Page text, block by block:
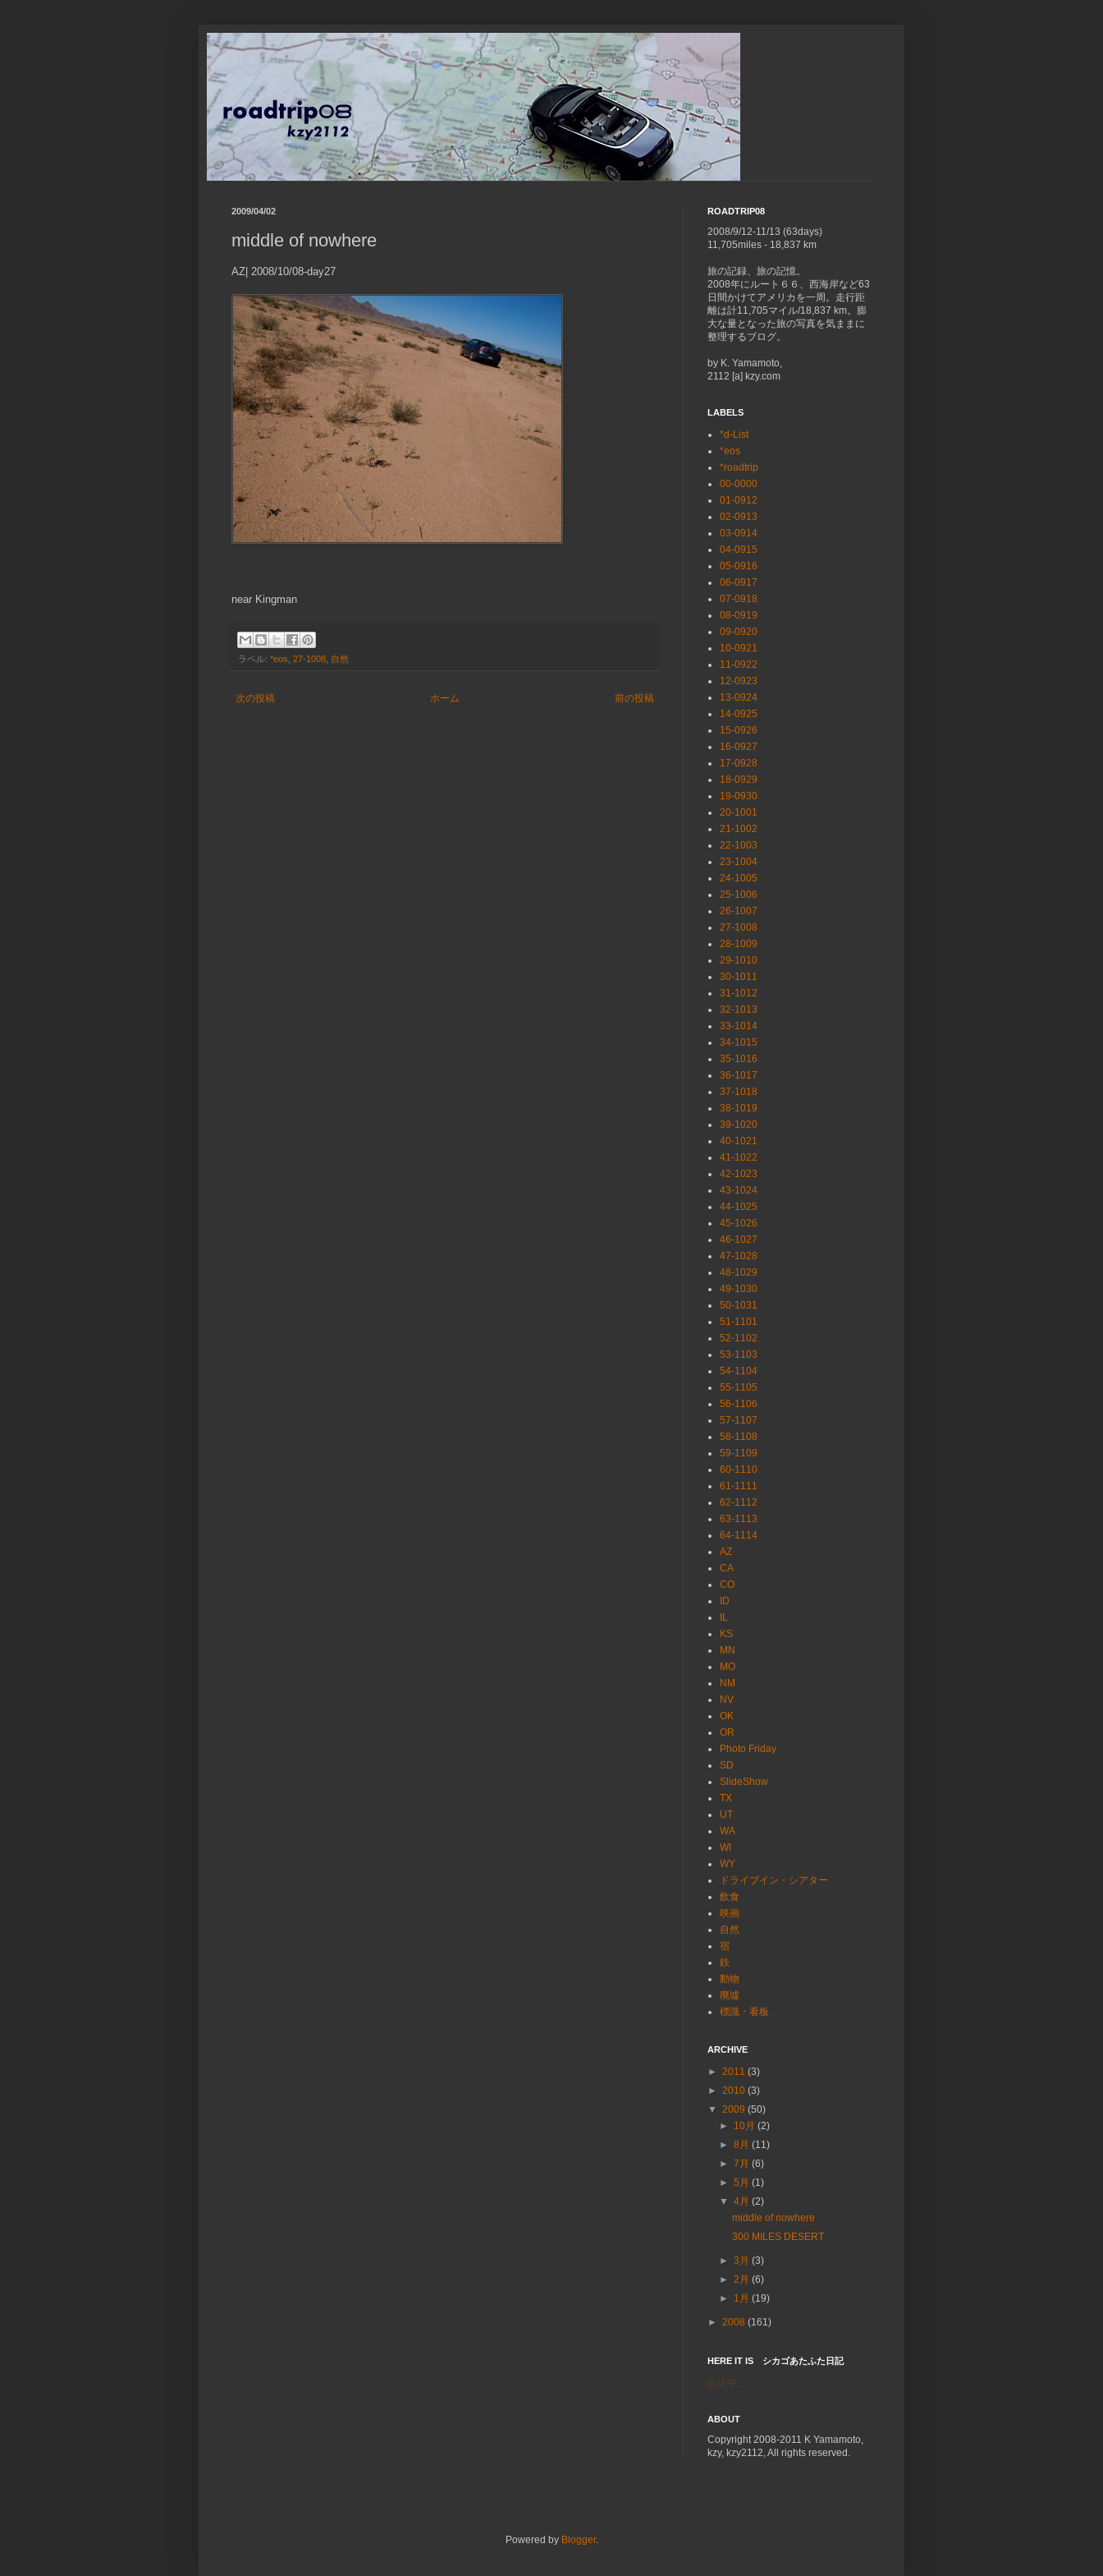
2009/04/02
middle of nowhere
AZ| 2008/10/08-day27
near Kingman
ラベル: *eos 27-1008 自然
次の投稿 前の投稿
ホーム
ROADTRIP08
2008/9/12-11/13 (63days)
11,705miles - 18,837 km
旅の記録、旅の記憶。
2008年にルート６６、西海岸など63
日間かけてアメリカを一周。走行距
離は計11,705マイル/18,837 km。膨
大な量となった旅の写真を気ままに
整理するブログ。
by K. Yamamoto,
2112 [a] kzy.com
LABELS
*d-List
*eos
*roadtrip
00-0000
01-0912
02-0913
03-0914
04-0915
05-0916
06-0917
07-0918
08-0919
09-0920
10-0921
11-0922
12-0923
13-0924
14-0925
15-0926
16-0927
17-0928
18-0929
19-0930
20-1001
21-1002
22-1003
23-1004
24-1005
25-1006
26-1007
27-1008
28-1009
29-1010
30-1011
31-1012
32-1013
33-1014
34-1015
35-1016
36-1017
37-1018
38-1019
39-1020
40-1021
41-1022
42-1023
43-1024
44-1025
45-1026
46-1027
47-1028
48-1029
49-1030
50-1031
51-1101
52-1102
53-1103
54-1104
55-1105
56-1106
57-1107
58-1108
59-1109
60-1110
61-1111
62-1112
63-1113
64-1114
AZ
CA
CO
ID
IL
KS
MN
MO
NM
NV
OK
OR
Photo Friday
SD
SlideShow
TX
UT
WA
WI
WY
ドライブイン・シアター
飲食
映画
自然
宿
鉄
動物
廃墟
標識・看板
ARCHIVE
► 2011 (3)
► 2010 (3)
▼ 2009 (50)
► 10月(2)
►8月(11)
►7月(6)
►5月(1)
▼4月(2)
middle of nowhere
300 MILES DESERT
►3月(3)
►2月(6)
► 1月(19)
► 2008 (161)
HERE IT IS シカゴあたふた日記
読込中...
ABOUT
Copyright 2008-2011 K Yamamoto,
kzy, kzy2112, All rights reserved.
Powered by Blogger.